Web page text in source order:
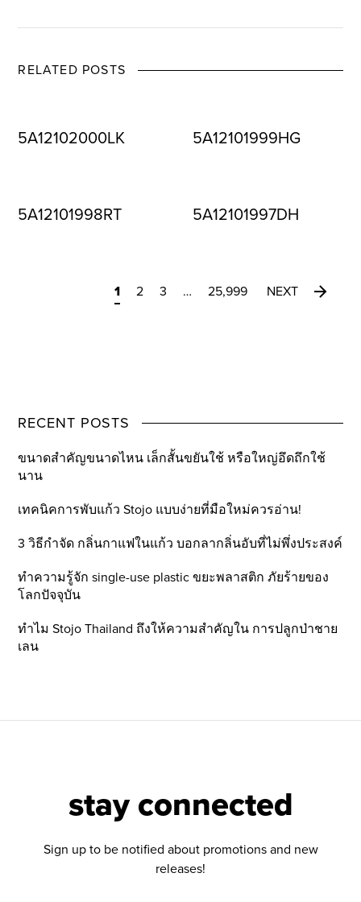
RELATED POSTS
5A12102000LK 5A12101999HG
5A12101998RT 5A12101997DH
1 2 3 … 25,999 NEXT
RECENT POSTS
ขนาดสำคัญขนาดไหน เล็กสั้นขยันใช้ หรือใหญ่อึดถึกใช้
นาน
เทคนิคการพับแก้ว Stojo แบบง่ายที่มือใหม่ควรอ่าน!
3 วิธีกำจัด กลิ่นกาแฟในแก้ว บอกลากลิ่นอับที่ไม่พึ่งประสงค์
ทำความรู้จัก single-use plastic ขยะพลาสติก ภัยร้ายของ
โลกปัจจุบัน
ทำไม Stojo Thailand ถึงให้ความสำคัญใน การปลูกป่าชาย
เลน
stay connected
Sign up to be notified about promotions and new
releases!